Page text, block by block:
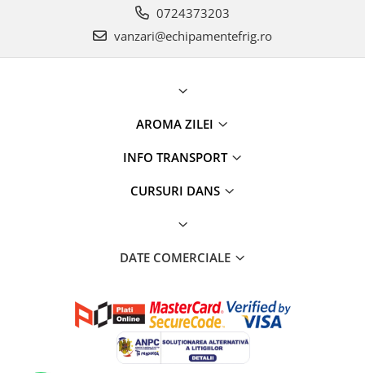
0724373203
vanzari@echipamentefrig.ro
AROMA ZILEI
INFO TRANSPORT
CURSURI DANS
DATE COMERCIALE